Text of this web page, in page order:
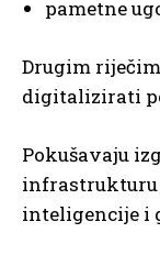
pametne
Drugim
digitalizirati
Pokušavaju
infrastrukturu
inteligencije i